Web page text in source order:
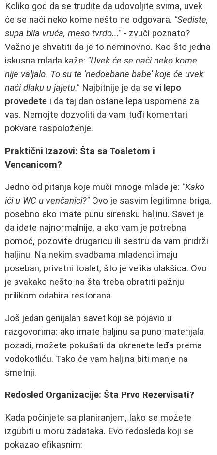
Koliko god da se trudite da udovoljite svima, uvek
će se naći neko kome nešto ne odgovara. "Sediste,
supa bila vruća, meso tvrdo..." - zvuči poznato?
Važno je shvatiti da je to neminovno. Kao što jedna
iskusna mlada kaže: "Uvek će se naći neko kome
nije valjalo. To su te 'nedoebane babe' koje će uvek
naći dlaku u jajetu." Najbitnije je da se vi lepo
provedete i da taj dan ostane lepa uspomena za
vas. Nemojte dozvoliti da vam tuđi komentari
pokvare raspoloženje.
Praktični Izazovi: Šta sa Toaletom i
Vencanicom?
Jedno od pitanja koje muči mnoge mlade je: "Kako
ići u WC u venčanici?" Ovo je sasvim legitimna briga,
posebno ako imate punu sirensku haljinu. Savet je
da idete najnormalnije, a ako vam je potrebna
pomoć, pozovite drugaricu ili sestru da vam pridrži
haljinu. Na nekim svadbama mladenci imaju
poseban, privatni toalet, što je velika olakšica. Ovo
je svakako nešto na šta treba obratiti pažnju
prilikom odabira restorana.
Još jedan genijalan savet koji se pojavio u
razgovorima: ako imate haljinu sa puno materijala
pozadi, možete pokušati da okrenete leđa prema
vodokotliću. Tako će vam haljina biti manje na
smetnji.
Redosled Organizacije: Šta Prvo Rezervisati?
Kada počinjete sa planiranjem, lako se možete
izgubiti u moru zadataka. Evo redosleda koji se
pokazao efikasnim: